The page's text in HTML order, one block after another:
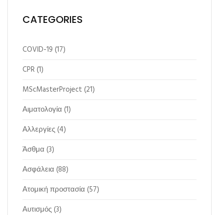
CATEGORIES
COVID-19 (17)
CPR(1)
MScMasterProject (21)
Αιματολογία (1)
Αλλεργίες(4)
Άσθμα (3)
Ασφάλεια (88)
Ατομική προστασία (57)
Αυτισμός(3)